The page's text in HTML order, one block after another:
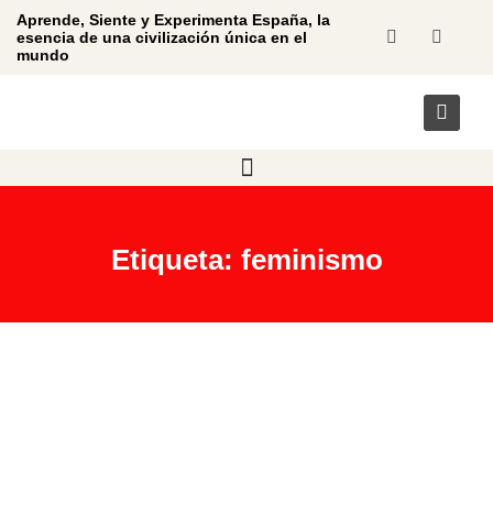
Aprende, Siente y Experimenta España, la
esencia de una civilización única en el
mundo
Etiqueta: feminismo